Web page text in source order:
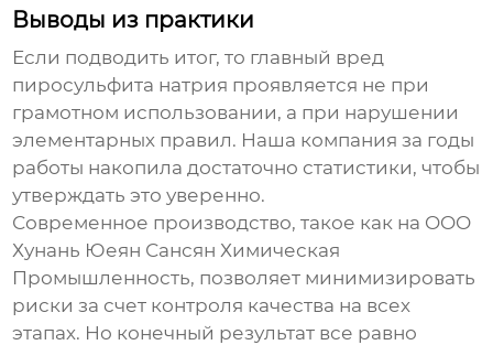
Выводы из практики
Если подводить итог, то главный вред
пиросульфита натрия проявляется не при
грамотном использовании, а при нарушении
элементарных правил. Наша компания за годы
работы накопила достаточно статистики, чтобы
утверждать это уверенно.
Современное производство, такое как на OOO
Хунань Юеян Сансян Химическая
Промышленность, позволяет минимизировать
риски за счет контроля качества на всех
этапах. Но конечный результат все равно